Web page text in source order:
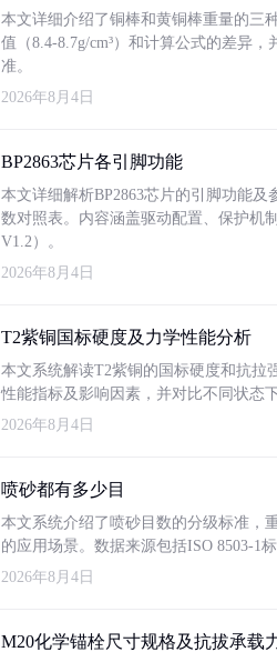
本文详细介绍了铜棒和黄铜棒重量的三
值（8.4-8.7g/cm³）和计算公式的差异
准。
2026年8月4日
BP2863芯片各引脚功能
本文详细解析BP2863芯片的引脚功能
数对照表。内容涵盖驱动配置、保护机
V1.2）。
2026年8月4日
T2紫铜国标硬度及力学性能分析
本文系统解读T2紫铜的国标硬度和抗拉
性能指标及影响因素，并对比不同状态
2026年8月4日
喷砂都有多少目
本文系统介绍了喷砂目数的分级标准，
的应用场景。数据来源包括ISO 8503-1
2026年8月4日
M20化学锚栓尺寸规格及抗拔承载